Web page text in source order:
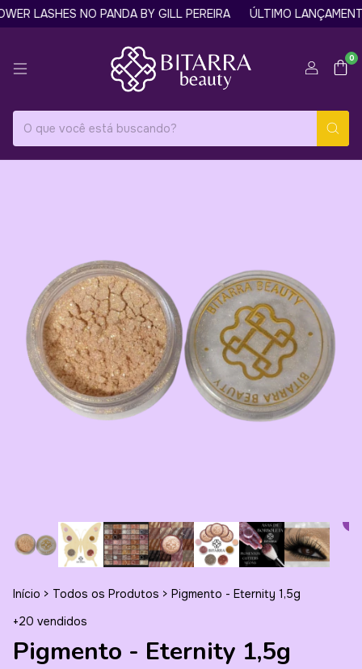
LASHES NO PANDA BY GILL PEREIRA ÚLTIMO
0
Início > Todos os Produtos > Pigmento - Eternity 1,5g
+20 vendidos
Pigmento - Eternity 1,5g